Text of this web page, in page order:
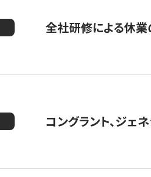
全社研修による休
コングラント、ジ